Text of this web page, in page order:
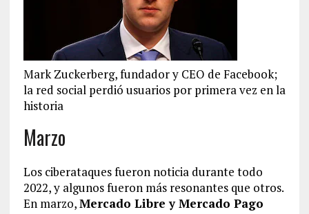
Mark Zuckerberg, fundador y CEO de Facebook;
la red social perdió usuarios por primera vez en la
historia
Marzo
Los ciberataques fueron noticia durante todo
2022, y algunos fueron más resonantes que otros.
En marzo,Mercado Libre y Mercado Pago